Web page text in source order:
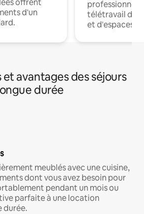
offrent
d'un
professionnels
télétravail
et d'espaces
avantages des séjours
durée
meublés avec une cuisine,
dont vous avez besoin pour
pendant un mois ou
parfaite à une location
durée.